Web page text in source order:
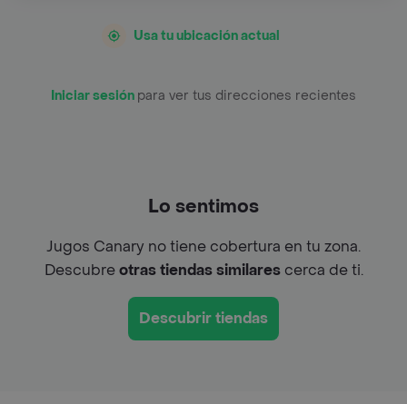
Usa tu ubicación actual
Iniciar sesión para ver tus direcciones recientes
Lo sentimos
Jugos Canary no tiene cobertura en tu zona.
Descubreotras tiendas similarescerca de ti.
Descubrir tiendas